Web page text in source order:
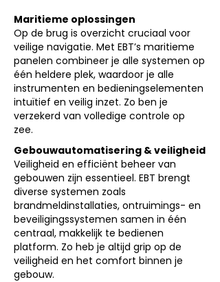
​Maritieme oplossingen
Op de brug is overzicht cruciaal voor
veilige navigatie. Met EBT’s maritieme
panelen combineer je alle systemen op
één heldere plek, waardoor je alle
instrumenten en bedieningselementen
intuïtief en veilig inzet. Zo ben je
verzekerd van volledige controle op
zee.
Gebouwautomatisering & veiligheid
Veiligheid en efficiënt beheer van
gebouwen zijn essentieel. EBT brengt
diverse systemen zoals
brandmeldinstallaties, ontruimings- en
beveiligingssystemen samen in één
centraal, makkelijk te bedienen
platform. Zo heb je altijd grip op de
veiligheid en het comfort binnen je
gebouw.